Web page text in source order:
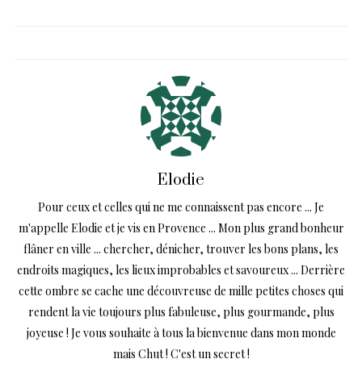
Elodie
Pour ceux et celles qui ne me connaissent pas encore ... Je
m'appelle Elodie et je vis en Provence ... Mon plus grand bonheur
flâner en ville ... chercher, dénicher, trouver les bons plans, les
endroits magiques, les lieux improbables et savoureux ... Derrière
cette ombre se cache une découvreuse de mille petites choses qui
rendent la vie toujours plus fabuleuse, plus gourmande, plus
joyeuse ! Je vous souhaite à tous la bienvenue dans mon monde
mais Chut ! C'est un secret !